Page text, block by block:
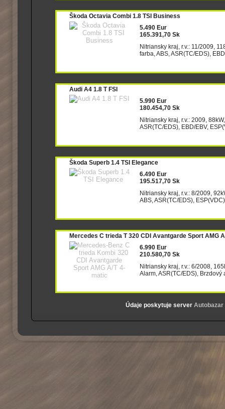
Škoda Octavia Combi 1.8 TSI Business
5.490 Eur
165.391,70 Sk
Nitriansky kraj, r.v.: 11/2009,
farba, ABS, ASR(TC/EDS),
Audi A4 1.8 T FSI
5.990 Eur
180.454,70 Sk
Nitriansky kraj, r.v.: 2009,
ASR(TC/EDS), EBD/EBV,
Škoda Superb 1.4 TSI Elegance
6.490 Eur
195.517,70 Sk
Nitriansky kraj, r.v.: 8/2009,
ABS, ASR(TC/EDS),
Mercedes C trieda T 320 CDI Avantgarde Sport AMG
6.990 Eur
210.580,70 Sk
Nitriansky kraj, r.v.: 6/2008,
Alarm, ASR(TC/EDS), Brzdový
Údaje poskytuje server Autobazar